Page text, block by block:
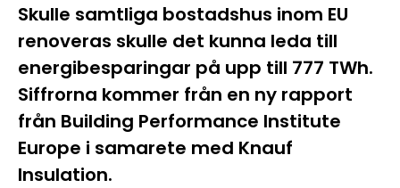
Skulle samtliga bostadshus inom EU
renoveras skulle det kunna leda till
energibesparingar på upp till 777 TWh.
Siffrorna kommer från en ny rapport
från Building Performance Institute
Europe i samarete med Knauf
Insulation.